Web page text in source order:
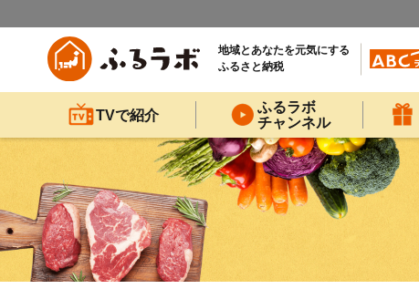
地域とあなたを元気にする
ふるさと納税
TVで紹介
ふるラボ
チャンネル